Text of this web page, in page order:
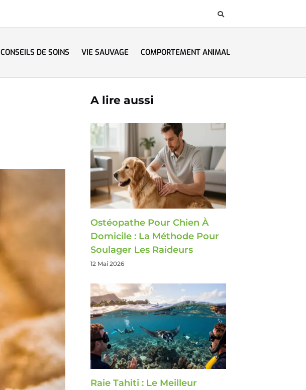
CONSEILS DE SOINS VIE SAUVAGE COMPORTEMENT ANIMAL
A lire aussi
Ostéopathe Pour Chien À
Domicile : La Méthode Pour
Soulager Les Raideurs
12 Mai 2026
Raie Tahiti : Le Meilleur